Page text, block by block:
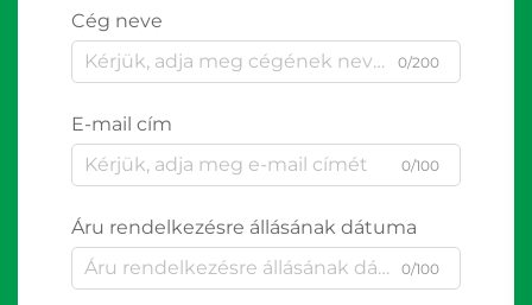
Cég neve
0/200
E-mail cím
0/100
Áru rendelkezésre állásának dátuma
0/100